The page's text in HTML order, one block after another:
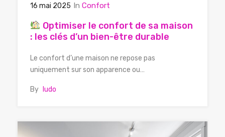
16 mai 2025 In Confort
Optimiser le confort de sa maison
: les clés d’un bien-être durable
Le confort d’une maison ne repose pas
uniquement sur son apparence ou…
By ludo